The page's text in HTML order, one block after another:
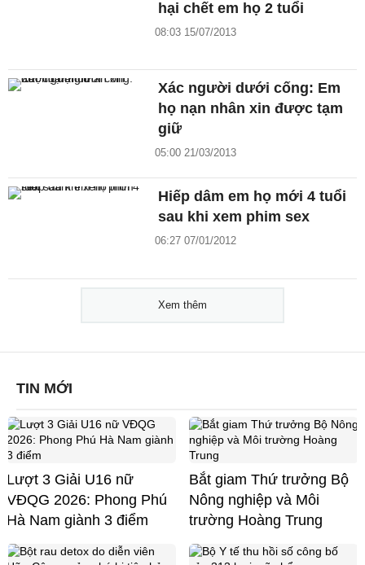
hại chết em họ 2 tuổi
08:03 15/07/2013
Xác người dưới cống: Em
họ nạn nhân xin được tạm
giữ
05:00 21/03/2013
Hiếp dâm em họ mới 4 tuổi
sau khi xem phim sex
06:27 07/01/2012
Xem thêm
TIN MỚI
Lượt 3 Giải U16 nữ
VĐQG 2026: Phong Phú
Hà Nam giành 3 điểm
Bắt giam Thứ trưởng Bộ
Nông nghiệp và Môi
trường Hoàng Trung